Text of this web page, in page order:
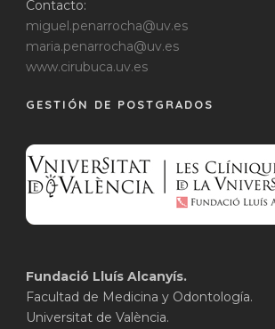
Contacto:
miguel.penarrocha@uv.es
maria.penarrocha@uv.es
www.cirubuca.uv.es
GESTIÓN DE POSTGRADOS
Fundació Lluís Alcanyís.
Facultad de Medicina y Odontología.
Universitat de València.